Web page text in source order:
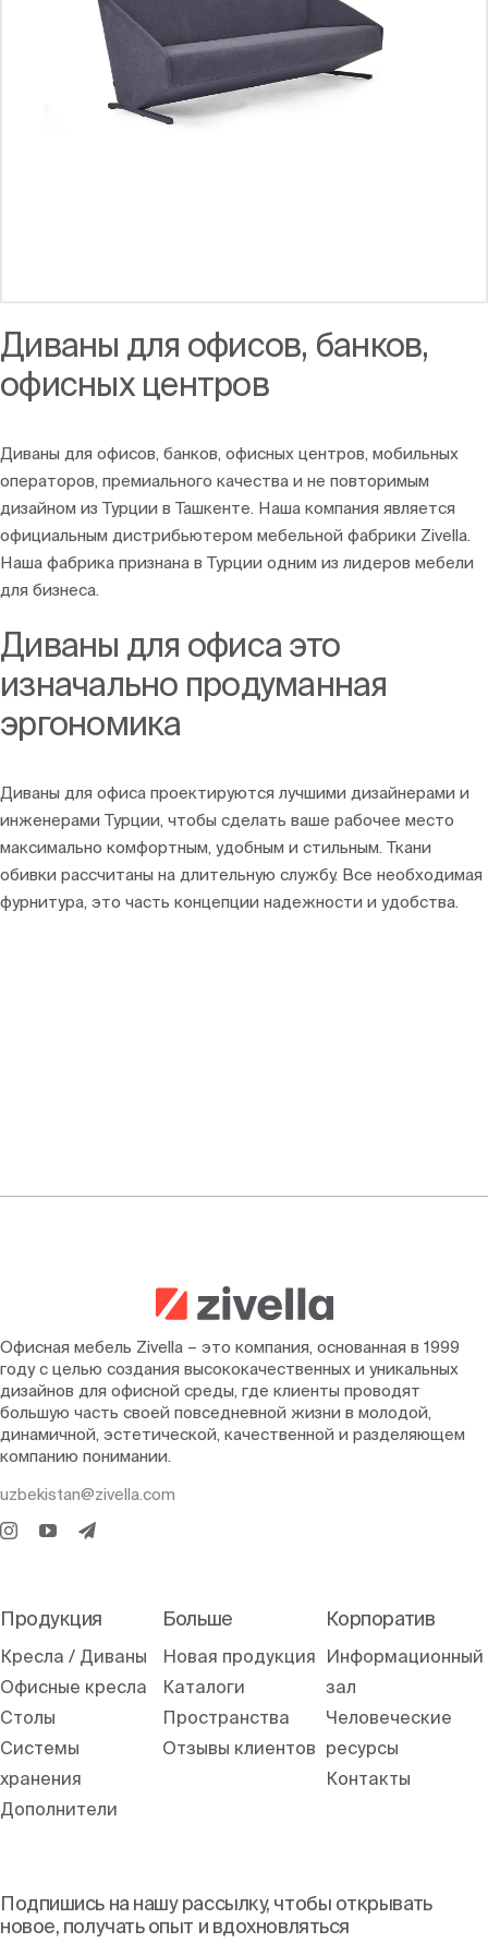
Диваны для офисов, банков,
офисных центров
Диваны для офисов, банков, офисных центров, мобильных
операторов, премиального качества и не повторимым
дизайном из Турции в Ташкенте. Наша компания является
официальным дистрибьютером мебельной фабрики Zivella.
Наша фабрика признана в Турции одним из лидеров мебели
для бизнеса.
Диваны для офиса это
изначально продуманная
эргономика
Диваны для офиса проектируются лучшими дизайнерами и
инженерами Турции, чтобы сделать ваше рабочее место
максимально комфортным, удобным и стильным. Ткани
обивки рассчитаны на длительную службу. Все необходимая
фурнитура, это часть концепции надежности и удобства.
Офисная мебель Zivella – это компания, основанная в 1999
году с целью создания высококачественных и уникальных
дизайнов для офисной среды, где клиенты проводят
большую часть своей повседневной жизни в молодой,
динамичной, эстетической, качественной и разделяющем
компанию понимании.
uzbekistan@zivella.com
Продукция
Кресла / Диваны
Офисные кресла
Столы
Системы
хранения
Дополнители
Больше
Новая продукция
Каталоги
Пространства
Отзывы клиентов
Корпоратив
Информационный
зал
Человеческие
ресурсы
Контакты
Подпишись на нашу рассылку, чтобы открывать
новое, получать опыт и вдохновляться